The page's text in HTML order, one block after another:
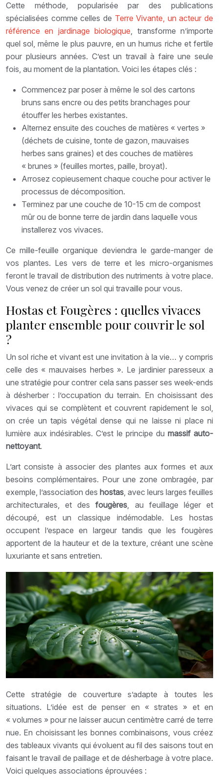
Cette méthode, popularisée par des publications
spécialisées comme celles de Terre Vivante, un acteur de
référence en jardinage biologique, transforme n’importe
quel sol, même le plus pauvre, en un humus riche et fertile
pour plusieurs années. C’est un travail à faire une seule
fois, au moment de la plantation. Voici les étapes clés :
Commencez par poser à même le sol des cartons
bruns sans encre ou des petits branchages pour
étouffer les herbes existantes.
Alternez ensuite des couches de matières « vertes »
(déchets de cuisine, tonte de gazon, mauvaises
herbes sans graines) et des couches de matières
« brunes » (feuilles mortes, paille, broyat).
Arrosez copieusement chaque couche pour activer le
processus de décomposition.
Terminez par une couche de 10-15 cm de compost
mûr ou de bonne terre de jardin dans laquelle vous
installerez vos vivaces.
Ce mille-feuille organique deviendra le garde-manger de
vos plantes. Les vers de terre et les micro-organismes
feront le travail de distribution des nutriments à votre place.
Vous venez de créer un sol qui travaille pour vous.
Hostas et Fougères : quelles vivaces
planter ensemble pour couvrir le sol
?
Un sol riche et vivant est une invitation à la vie… y compris
celle des « mauvaises herbes ». Le jardinier paresseux a
une stratégie pour contrer cela sans passer ses week-ends
à désherber : l’occupation du terrain. En choisissant des
vivaces qui se complètent et couvrent rapidement le sol,
on crée un tapis végétal dense qui ne laisse ni place ni
lumière aux indésirables. C’est le principe du massif auto-
nettoyant.
L’art consiste à associer des plantes aux formes et aux
besoins complémentaires. Pour une zone ombragée, par
exemple, l’association des hostas, avec leurs larges feuilles
architecturales, et desfougères, au feuillage léger et
découpé, est un classique indémodable. Les hostas
occupent l’espace en largeur tandis que les fougères
apportent de la hauteur et de la texture, créant une scène
luxuriante et sans entretien.
Cette stratégie de couverture s’adapte à toutes les
situations. L’idée est de penser en « strates » et en
« volumes » pour ne laisser aucun centimètre carré de terre
nue. En choisissant les bonnes combinaisons, vous créez
des tableaux vivants qui évoluent au fil des saisons tout en
faisant le travail de paillage et de désherbage à votre place.
Voici quelques associations éprouvées :